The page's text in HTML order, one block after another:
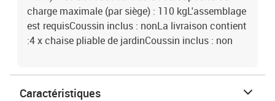
charge maximale (par siège) : 110 kgL'assemblage
est requisCoussin inclus : nonLa livraison contient
:4 x chaise pliable de jardinCoussin inclus : non
Caractéristiques